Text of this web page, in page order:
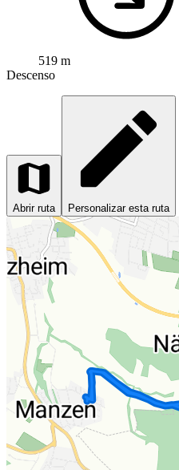
519 m
Descenso
Abrir ruta Personalizar esta ruta